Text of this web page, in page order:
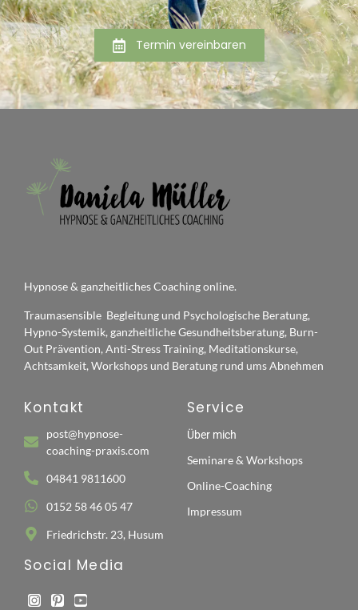
Termin vereinbaren
Hypnose & ganzheitliches Coaching online.
Traumasensible Begleitung und Psychologische Beratung,
Hypno-Systemik, ganzheitliche Gesundheitsberatung, Burn-
Out Prävention, Anti-Stress Training, Meditationskurse,
Achtsamkeit, Workshops und Beratung rund ums Abnehmen
Kontakt
post@hypnose-
coaching-praxis.com
04841 9811600
0152 58 46 05 47
Friedrichstr. 23, Husum
Service
Über mich
Seminare & Workshops
Online-Coaching
Impressum
Social Media